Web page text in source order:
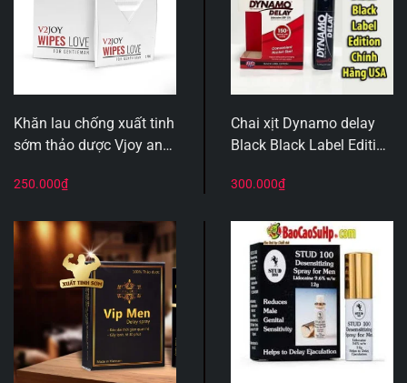
Khăn lau chống xuất tinh
sớm thảo dược Vjoy an
250.000₫
Chai xịt Dynamo delay
Black Black Label Edition
300.000₫